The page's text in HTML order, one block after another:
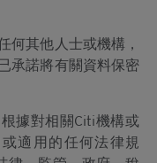
何其他人士或機構，
承諾將有關資料保密
據對相關Citi機構或
適用的任何法律規